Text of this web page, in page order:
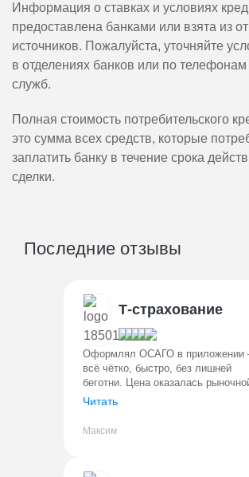
Информация о ставках и условиях
предоставлена банками или взята из
источников. Пожалуйста, уточняйте
в отделениях банков или по
служб.
Полная стоимость потребительского
это сумма всех средств, которые
заплатить банку в течение срока
сделки.
Последние отзывы
Т-страхование
Оформлял ОСАГО в
всё чётко, быстро, без лишней
беготни. Цена оказалась
даже чуть ниже, чем у некоторых
небольшую аварию, удивил
Читать
Максим